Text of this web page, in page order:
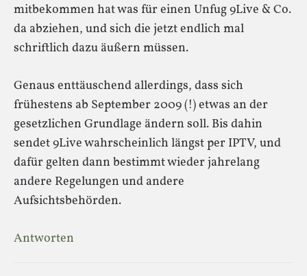
mitbekommen hat was für einen Unfug 9Live & Co.
da abziehen, und sich die jetzt endlich mal
schriftlich dazu äußern müssen.
Genaus enttäuschend allerdings, dass sich
frühestens ab September 2009 (!) etwas an der
gesetzlichen Grundlage ändern soll. Bis dahin
sendet 9Live wahrscheinlich längst per IPTV, und
dafür gelten dann bestimmt wieder jahrelang
andere Regelungen und andere
Aufsichtsbehörden.
Antworten